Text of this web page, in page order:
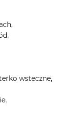
wsteczne,